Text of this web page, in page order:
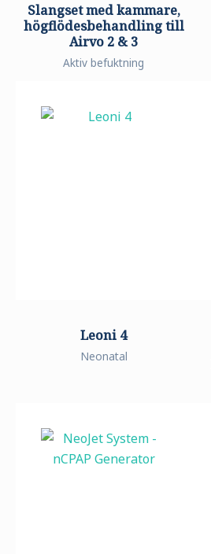
Slangset med kammare,
högflödesbehandling till
Airvo 2 & 3
Aktiv befuktning
Leoni 4
Neonatal